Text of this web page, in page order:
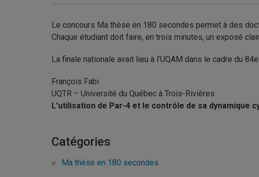
Le concours Ma thèse en 180 secondes permet à des
Chaque étudiant doit faire, en trois minutes, un exposé
La finale nationale avait lieu à l’UQAM dans le cadre du
François Fabi
UQTR – Université du Québec à Trois-Rivières
L’utilisation de Par-4 et le contrôle de sa
Catégories
Ma thèse en 180 secondes